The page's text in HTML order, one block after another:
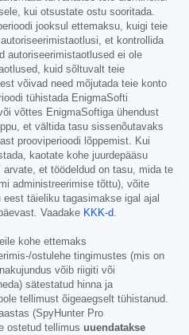
kui otsustate ostu sooritada.
jooksul ettemaksu, kuigi teie
et kontrollida
autoriseerimistaotlused ei ole
kuid sõltuvalt teie
võivad need mõjutada teie konto
tühistada EnigmaSofti
võttes EnigmaSoftiga ühendust
et vältida tasu sissenõutavaks
prooviperioodi lõppemist. Kui
kaotate kohe juurdepääsu
et töödeldud on tasu, mida te
administreerimise tõttu), võite
täieliku tagasimakse igal ajal
Vaadake KKK-d.
kohe ettemaks
ostulehe tingimustes (mis on
võib riigiti või
sätestatud hinna ja
tellimust õigeaegselt tühistanud.
(SpyHunter Pro
ostetud tellimus uuendatakse